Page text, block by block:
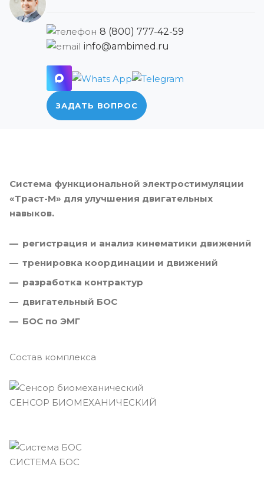
8 (800) 777-42-59
info@ambimed.ru
ЗАДАТЬ ВОПРОС
Система функциональной электростимуляции
«Траст-М» для улучшения двигательных
навыков.
регистрация и анализ кинематики движений
тренировка координации и движений
разработка контрактур
двигательный БОС
БОС по ЭМГ
Состав комплекса
СЕНСОР БИОМЕХАНИЧЕСКИЙ
СИСТЕМА БОС